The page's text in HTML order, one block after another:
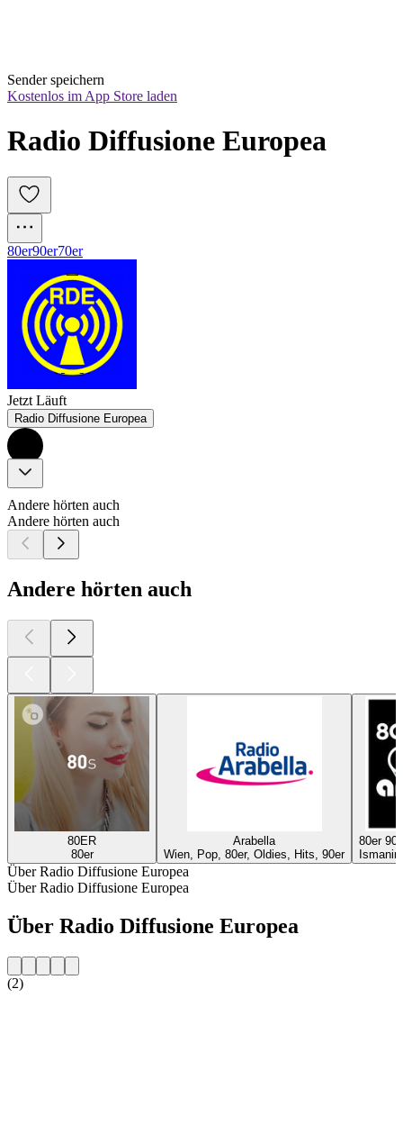
Sender speichern
Kostenlos im App Store laden
Radio Diffusione Europea
80er90er70er
Jetzt Läuft
Radio Diffusione Europea
Andere hörten auch
Andere hörten auch
Andere hörten auch
80ER
80er
Arabella
Wien, Pop, 80er, Oldies, Hits, 90er
80er
Über Radio Diffusione Europea
Über Radio Diffusione Europea
Über Radio Diffusione Europea
(2)